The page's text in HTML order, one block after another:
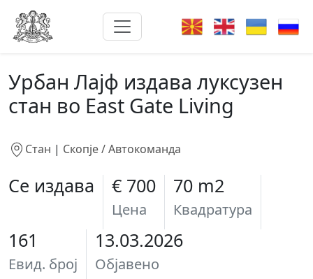
Урбан Лајф издава луксузен
стан во East Gate Living
Стан | Скопје / Автокоманда
Се издава € 700
Цена
70 m2
Квадратура
161
Евид. број
13.03.2026
Објавено